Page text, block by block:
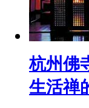
杭州佛
生活禅